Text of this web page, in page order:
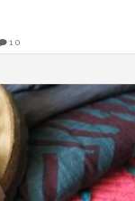
10